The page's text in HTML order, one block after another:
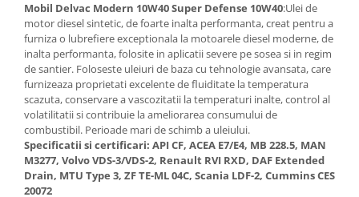
Saboti frana
Senzori uzura placute
Tamburi frana
Cablu frana de mana
Suport etrier
Electrice
Bujii incandescente
Distributie
Kit distributie
Mobil Delvac Modern 10W40 Super Defense 10W40:Ulei de
motor diesel sintetic, de foarte inalta performanta, creat pentru a
furniza o lubrefiere exceptionala la motoarele diesel moderne, de
inalta performanta, folosite in aplicatii severe pe sosea si in regim
de santier. Foloseste uleiuri de baza cu tehnologie avansata, care
furnizeaza proprietati excelente de fluiditate la temperatura
scazuta, conservare a vascozitatii la temperaturi inalte, control al
volatilitatii si contribuie la ameliorarea consumului de
combustibil. Perioade mari de schimb a uleiului.
Specificatii si certificari: API CF, ACEA E7/E4, MB 228.5, MAN
M3277, Volvo VDS-3/VDS-2, Renault RVI RXD, DAF Extended
Drain, MTU Type 3, ZF TE-ML 04C, Scania LDF-2, Cummins CES
20072